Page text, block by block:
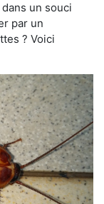
un souci
par un
? Voici